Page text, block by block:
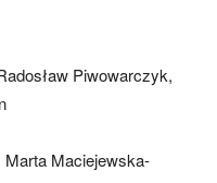
Piwowarczyk,
Marta Maciejewska-